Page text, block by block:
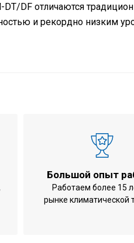
DF отличаются
и рекордно низким
Большой опыт
Работаем более 15
рынке климатической